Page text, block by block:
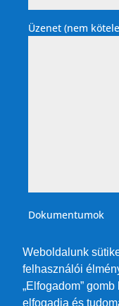
Üzenet (nem
Dokumentumok
Weboldalunk
felhasználói
„Elfogadom”
elfogadja és